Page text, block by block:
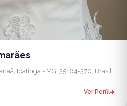
Ipatinga - MG, 35164-370, Brasil
Ver Perfil